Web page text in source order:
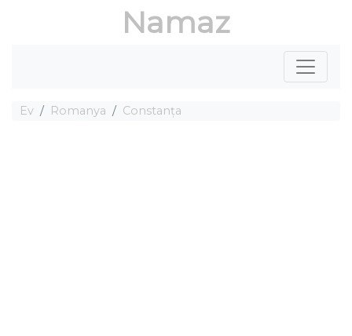
Namaz
Ev Romanya Constanța